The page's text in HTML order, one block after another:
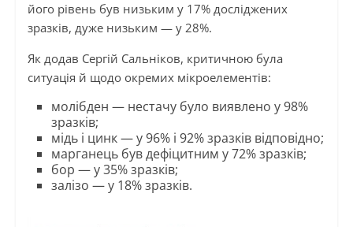
його рівень був низьким у 17% досліджених
зразків, дуже низьким — у 28%.
Як додав Сергій Сальніков, критичною була
ситуація й щодо окремих мікроелементів:
молібден — нестачу було виявлено у 98%
зразків;
мідь і цинк — у 96% і 92% зразків відповідно;
марганець був дефіцитним у 72% зразків;
бор — у 35% зразків;
залізо — у 18% зразків.